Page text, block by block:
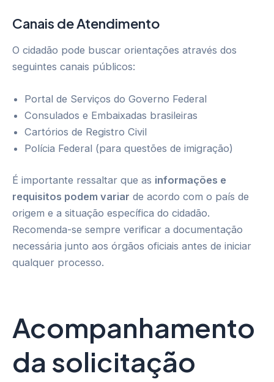
Canais de Atendimento
O cidadão pode buscar orientações através dos
seguintes canais públicos:
Portal de Serviços do Governo Federal
Consulados e Embaixadas brasileiras
Cartórios de Registro Civil
Polícia Federal (para questões de imigração)
É importante ressaltar que as informações e
requisitos podem variar de acordo com o país de
origem e a situação específica do cidadão.
Recomenda-se sempre verificar a documentação
necessária junto aos órgãos oficiais antes de iniciar
qualquer processo.
Acompanhamento
da solicitação